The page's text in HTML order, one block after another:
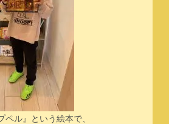
ペル』という絵本で、